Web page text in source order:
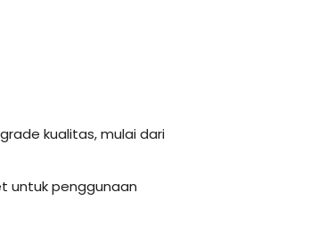
kualitas, mulai dari
untuk penggunaan